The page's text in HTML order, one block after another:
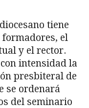
tiene
el
y el rector.
intensidad la
presbiteral de
se ordenará
del seminario